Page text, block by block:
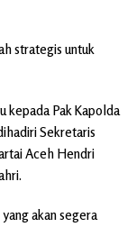
strategis untuk
kepada Pak Kapolda
Sekretaris
Aceh Hendri
akan segera